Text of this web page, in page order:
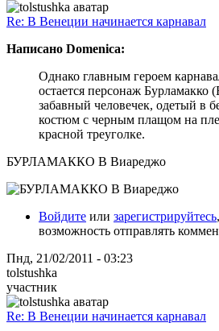
Re: В Венеции начинается карнавал
Написано Domenica:
Однако главным героем
остается персонаж Бурламакко
забавный человечек, одетый в
костюм с черным плащом на
красной треуголке.
БУРЛАМАККО В Виареджо
Войдите или зарегистрируйтесь
возможность отправлять
Пнд, 21/02/2011 - 03:23
tolstushka
участник
Re: В Венеции начинается карнавал